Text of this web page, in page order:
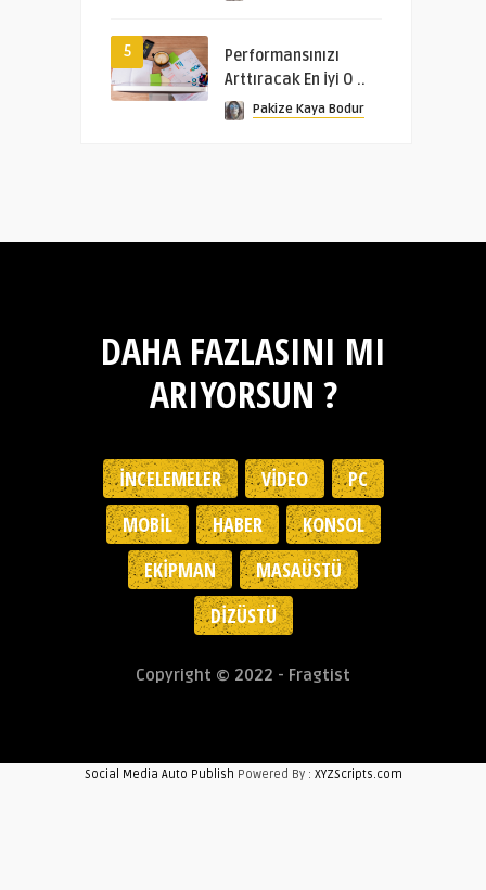
5
Performansınızı
Arttıracak En İyi O ..
Pakize Kaya Bodur
DAHA FAZLASINI MI
ARIYORSUN ?
İNCELEMELER VIDEO
PC
MOBIL
HABER
KONSOL
EKIPMAN
MASAÜSTÜ
DIZÜSTÜ
Copyright © 2022 - Fragtist
Social Media Auto Publish Powered By : XYZScripts.com